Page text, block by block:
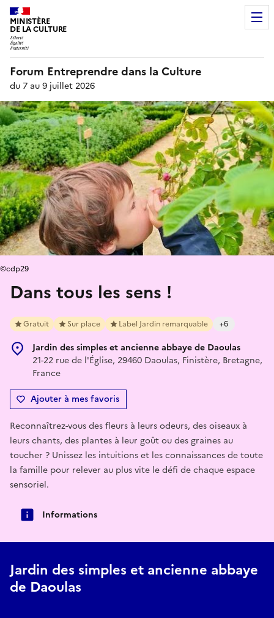
MINISTÈRE
DE LA CULTURE
Forum Entreprendre dans la Culture
du 7 au 9 juillet 2026
Dans tous les sens !
Gratuit Sur place Label Jardin remarquable +6
Jardin des simples et ancienne abbaye de Daoulas
21-22 rue de l'Église, 29460 Daoulas, Finistère, Bretagne,
France
Ajouter à mes favoris
©cdp29
Reconnaîtrez-vous des fleurs à leurs odeurs, des oiseaux à
leurs chants, des plantes à leur goût ou des graines au
toucher ? Unissez les intuitions et les connaissances de toute
la famille pour relever au plus vite le défi de chaque espace
sensoriel.
Informations
Jardin des simples et ancienne abbaye
de Daoulas